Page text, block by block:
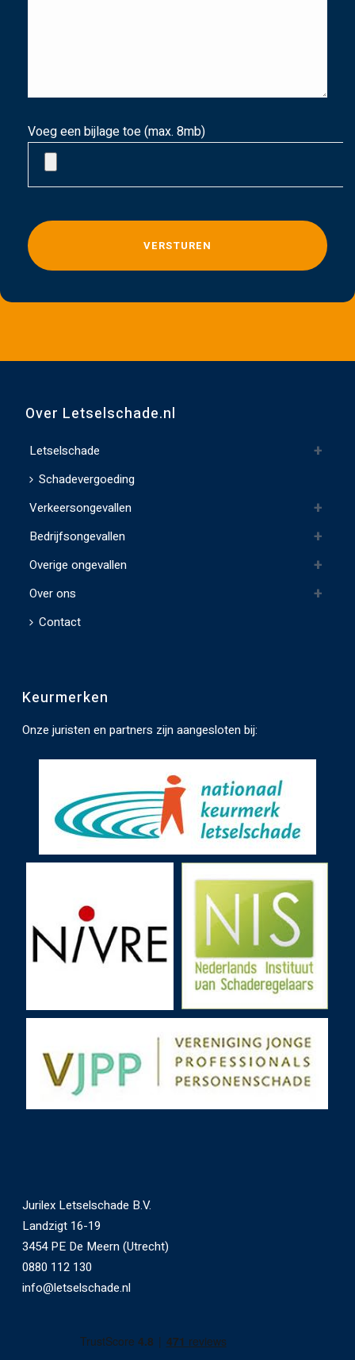
Voeg een bijlage toe (max. 8mb)
G
e
l
e
d
t
e
l
e
g
t
e
e
.
Over Letselschade.nl
Letselschade
Schadevergoeding
Verkeersongevallen
Bedrijfsongevallen
Overige ongevallen
Over ons
Contact
Keurmerken
Onze juristen en partners zijn aangesloten bij:
Jurilex Letselschade B.V.
Landzigt 16-19
3454 PE De Meern (Utrecht)
0880 112 130
info@letselschade.nl